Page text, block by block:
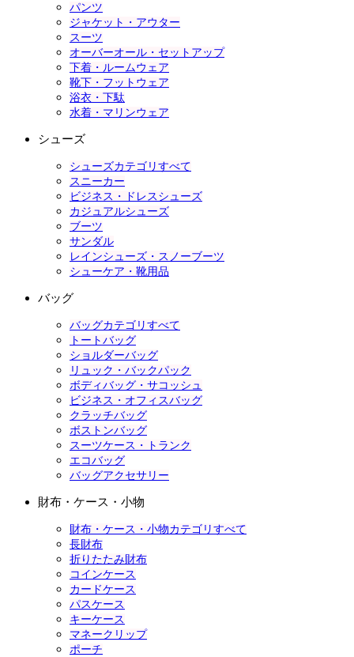
パンツ
ジャケット・アウター
スーツ
オーバーオール・セットアップ
下着・ルームウェア
靴下・フットウェア
浴衣・下駄
水着・マリンウェア
シューズ
シューズカテゴリすべて
スニーカー
ビジネス・ドレスシューズ
カジュアルシューズ
ブーツ
サンダル
レインシューズ・スノーブーツ
シューケア・靴用品
バッグ
バッグカテゴリすべて
トートバッグ
ショルダーバッグ
リュック・バックパック
ボディバッグ・サコッシュ
ビジネス・オフィスバッグ
クラッチバッグ
ボストンバッグ
スーツケース・トランク
エコバッグ
バッグアクセサリー
財布・ケース・小物
財布・ケース・小物カテゴリすべて
長財布
折りたたみ財布
コインケース
カードケース
パスケース
キーケース
マネークリップ
ポーチ